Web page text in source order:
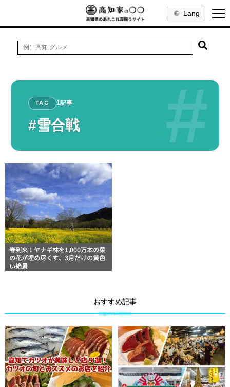
Lang
#
TAG 1記事
#雪合戦
春到来！ヤナギ林を1,000万本の菜
の花が埋め尽くす、3月だけの黄色
い絶景
おすすめ記事